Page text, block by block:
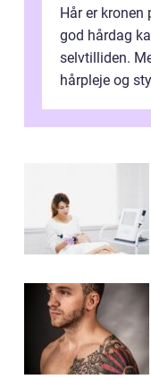
Hår er
god hårdag
selvtilliden.
hårpleje og
innova...